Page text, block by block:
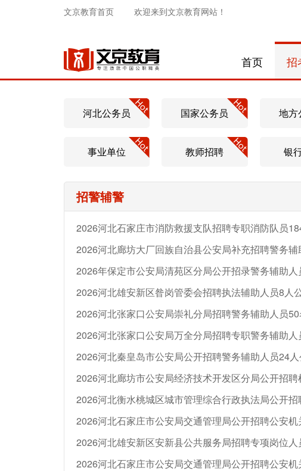
文京教育首页 欢迎来到文京教育网站！
首页 招
河北公务员 国家公务员 地方
事业单位 教师招聘 银
招警辅警
2026河北石家庄市消防救援支队招聘专职消防队员
2026河北廊坊大厂回族自治县公安局补充招聘警务
2026年保定市公安局清苑区分局公开招录警务辅助
2026河北雄安新区昝岗管委会招聘执法辅助人员8人
2026河北张家口公安局崇礼分局招聘警务辅助人员
2026河北张家口公安局万全分局招聘专职警务辅助
2026河北秦皇岛市公安局公开招聘警务辅助人员24
2026河北雄安新区安新县公共服务局招聘专项岗位